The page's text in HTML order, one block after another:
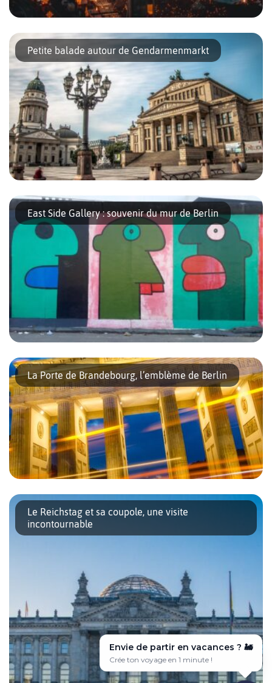
Église du Souvenir, dent creuse… la Kaiser-Wilhelm-
Gedächtniskirche a été érigée en 1891 en hommage au premier
empereur allemand, Guillaume 1er, à la demande de son petit
fils l’empereur Guillaume II. Monument […]
Petite balade autour de Gendarmenmarkt
Elle serait la plus belle place de Berlin, certains diront même la
plus belle au nord des Alpes, la place du Gendarmenmarkt. Elle
est réputée pour son somptueux triptyque architectural […]
East Side Gallery : souvenir du mur de Berlin
Je suis une « toile » de 1316 mètres de long pour les artistes de
Street Art, On me considère comme un symbole de l’histoire de
la ville de Berlin, Chaque année, […]
La Porte de Brandebourg, l’emblème de Berlin
Qui peut venir à Berlin sans passer voir la Porte de
Brandebourg ? La réponse : pas grand monde ! La Porte de
Brandebourg – Brandenburger Tor en allemand – est un
incontournable. C’est l’emblème de […]
Le Reichstag et sa coupole, une visite
incontournable
Envie de partir en vacances ? ✈️
Voyage sur-mesure en quelques clics 🎯